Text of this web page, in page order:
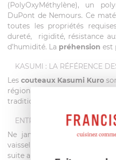
(PolyOxyMéthylène), un
DuPont de Nemours. Ce
toutes les propriétés
dureté, rigidité, résistance
d’humidité. La préhension est
KASUMI : LA RÉFÉRENCE
Les couteaux Kasumi Kuro
région coutelière de Seki,
tradition des couteaux japonais.
ENTRETIEN ET
Ne jamais mettre vos
vaisselle. Lavez à la main
suite après utilisation.